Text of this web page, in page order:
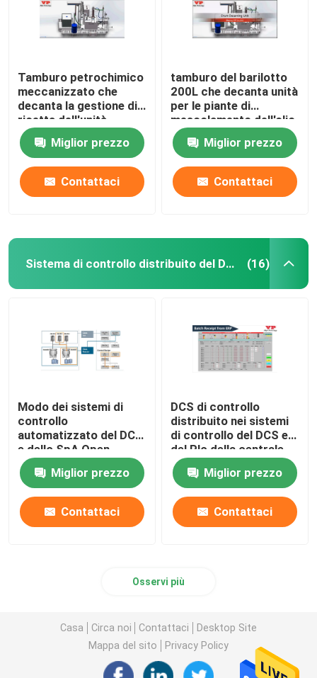
Tamburo petrochimico
meccanizzato che
decanta la gestione di
ricetta dell'unità
Miglior prezzo
Contattaci
tamburo del barilotto
200L che decanta unità
per le piante di
mescolamento dell'olio
lubrificante
Miglior prezzo
Contattaci
Sistema di controllo distribuito del DCS (16)
Modo dei sistemi di
controllo
automatizzato del DCS
e dello SpA Open
Source per la gestione
di ricettaMiglior prezzo
Contattaci
DCS di controllo
distribuito nei sistemi
di controllo del DCS e
del Plc della centrale
elettrica
Miglior prezzo
Contattaci
Osservi più
Casa Circa noi Contattaci
Desktop Site
Mappa del sito
Privacy Policy